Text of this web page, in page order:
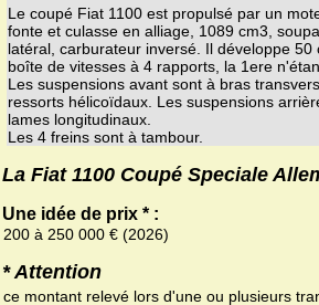
Le coupé Fiat 1100 est propulsé par un
fonte et culasse en alliage, 1089 cm3,
latéral, carburateur inversé. Il développe
boîte de vitesses à 4 rapports, la 1ere
Les suspensions avant sont à bras
ressorts hélicoïdaux. Les suspensions
lames longitudinaux.
Les 4 freins sont à tambour.
La Fiat 1100 Coupé Speciale
Une idée de prix * :
200 à 250 000 € (2026)
* Attention
ce montant relevé lors d'une ou plusieurs